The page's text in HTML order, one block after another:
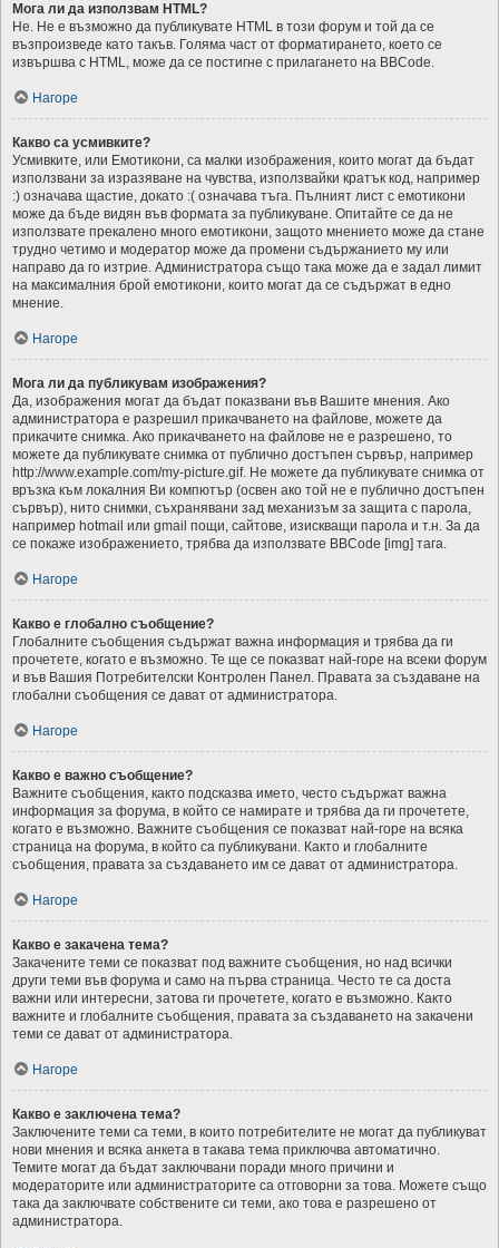
Мога ли да използвам HTML?
Не. Не е възможно да публикувате HTML в този форум и той да се
възпроизведе като такъв. Голяма част от форматирането, което се
извършва с HTML, може да се постигне с прилагането на BBCode.
Нагоре
Какво са усмивките?
Усмивките, или Емотикони, са малки изображения, които могат да бъдат
използвани за изразяване на чувства, използвайки кратък код, например
:) означава щастие, докато :( означава тъга. Пълният лист с емотикони
може да бъде видян във формата за публикуване. Опитайте се да не
използвате прекалено много емотикони, защото мнението може да стане
трудно четимо и модератор може да промени съдържанието му или
направо да го изтрие. Администратора също така може да е задал лимит
на максималния брой емотикони, които могат да се съдържат в едно
мнение.
Нагоре
Мога ли да публикувам изображения?
Да, изображения могат да бъдат показвани във Вашите мнения. Ако
администратора е разрешил прикачването на файлове, можете да
прикачите снимка. Ако прикачването на файлове не е разрешено, то
можете да публикувате снимка от публично достъпен сървър, например
http://www.example.com/my-picture.gif. Не можете да публикувате снимка от
връзка към локалния Ви компютър (освен ако той не е публично достъпен
сървър), нито снимки, съхранявани зад механизъм за защита с парола,
например hotmail или gmail пощи, сайтове, изискващи парола и т.н. За да
се покаже изображението, трябва да използвате BBCode [img] тага.
Нагоре
Какво е глобално съобщение?
Глобалните съобщения съдържат важна информация и трябва да ги
прочетете, когато е възможно. Те ще се показват най-горе на всеки форум
и във Вашия Потребителски Контролен Панел. Правата за създаване на
глобални съобщения се дават от администратора.
Нагоре
Какво е важно съобщение?
Важните съобщения, както подсказва името, често съдържат важна
информация за форума, в който се намирате и трябва да ги прочетете,
когато е възможно. Важните съобщения се показват най-горе на всяка
страница на форума, в който са публикувани. Както и глобалните
съобщения, правата за създаването им се дават от администратора.
Нагоре
Какво е закачена тема?
Закачените теми се показват под важните съобщения, но над всички
други теми във форума и само на първа страница. Често те са доста
важни или интересни, затова ги прочетете, когато е възможно. Както
важните и глобалните съобщения, правата за създаването на закачени
теми се дават от администратора.
Нагоре
Какво е заключена тема?
Заключените теми са теми, в които потребителите не могат да публикуват
нови мнения и всяка анкета в такава тема приключва автоматично.
Темите могат да бъдат заключвани поради много причини и
модераторите или администраторите са отговорни за това. Можете също
така да заключвате собствените си теми, ако това е разрешено от
администратора.